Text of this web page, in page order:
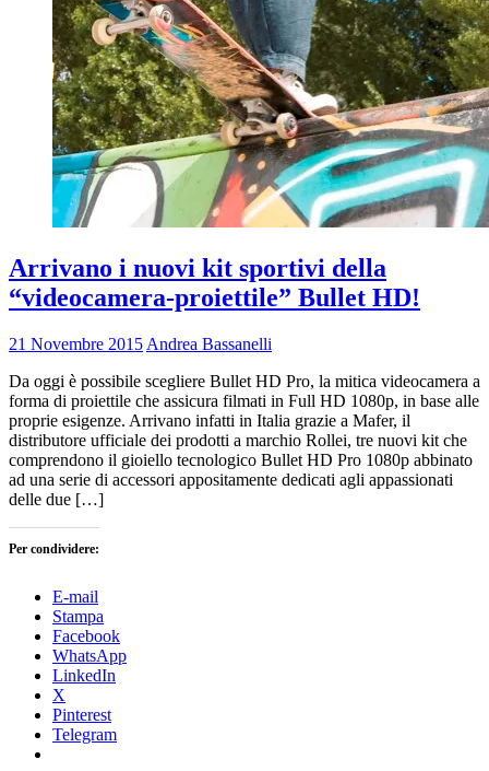
Arrivano i nuovi kit sportivi della
“videocamera-proiettile” Bullet HD!
21 Novembre 2015 Andrea Bassanelli
Da oggi è possibile scegliere Bullet HD Pro, la mitica videocamera a
forma di proiettile che assicura filmati in Full HD 1080p, in base alle
proprie esigenze. Arrivano infatti in Italia grazie a Mafer, il
distributore ufficiale dei prodotti a marchio Rollei, tre nuovi kit che
comprendono il gioiello tecnologico Bullet HD Pro 1080p abbinato
ad una serie di accessori appositamente dedicati agli appassionati
delle due […]
Per condividere:
E-mail
Stampa
Facebook
WhatsApp
LinkedIn
X
Pinterest
Telegram